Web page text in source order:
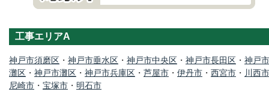
工事エリアA
神戸市須磨区 ・ 神戸市垂水区 ・ 神戸市中央区 ・ 神戸市長田区 ・ 神戸
灘区 ・ 神戸市灘区 ・ 神戸市兵庫区 ・ 芦屋市 ・ 伊丹市 ・ 西宮市 ・ 川西市
尼崎市 ・ 宝塚市 ・ 明石市